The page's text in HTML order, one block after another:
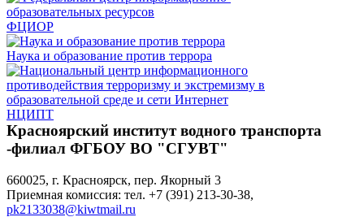
ФЦИОР
Наука и образование против террора
НЦИПТ
Красноярский институт водного транспорта
-филиал ФГБОУ ВО "СГУВТ"
660025, г. Красноярск, пер. Якорный 3
Приемная комиссия: тел. +7 (391) 213-30-38,
pk2133038@kiwtmail.ru